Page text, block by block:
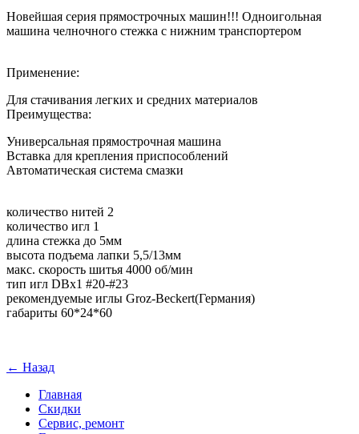
Новейшая серия прямострочных машин!!! Одноигольная
машина челночного стежка с нижним транспортером
Применение:
Для стачивания легких и средних материалов
Преимущества:
Универсальная прямострочная машина
Вставка для крепления приспособлений
Автоматическая система смазки
количество нитей 2
количество игл 1
длина стежка до 5мм
высота подъема лапки 5,5/13мм
макс. скорость шитья 4000 об/мин
тип игл DBx1 #20-#23
рекомендуемые иглы Groz-Beckert(Германия)
габариты 60*24*60
← Назад
Главная
Скидки
Сервис, ремонт